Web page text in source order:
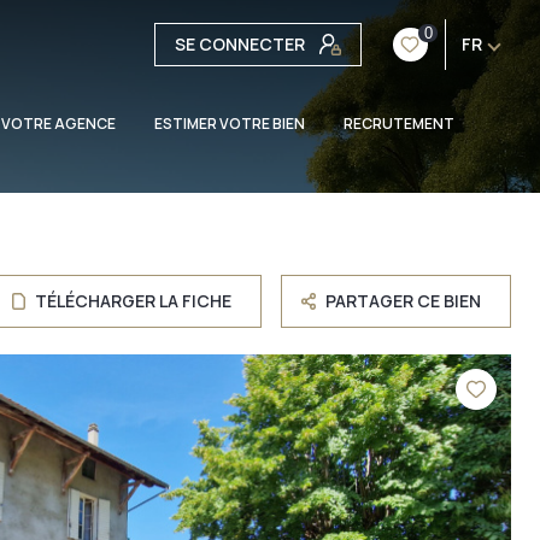
SE CONNECTER 0 FR
AGENCE ESTIMER VOTRE BIEN RECRUTEMENT
TÉLÉCHARGER LA FICHE PARTAGER CE BIEN